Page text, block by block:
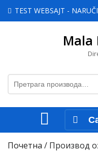
SkipTEST WEBSAJT -
Mala
Претрага
за:
Open
Menu
Почетна / Производ